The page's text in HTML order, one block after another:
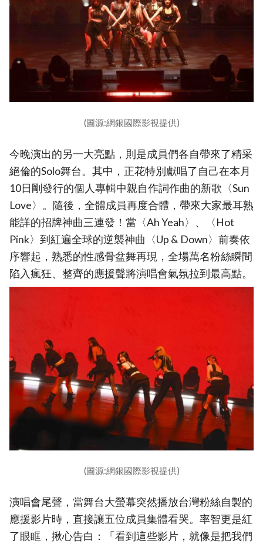
(圖源:網銀國際影視提供)
今晚演出的另一大亮點，則是成員們各自帶來了精采
絕倫的Solo舞台。其中，正花特別獻唱了自己在本月
10日剛發行的個人專輯中親自作詞作曲的新歌〈Sun
Love〉。隨後，全體成員再度合體，帶來大家最耳熟
能詳的招牌神曲三連發！當〈Ah Yeah〉、〈Hot
Pink〉到紅遍全球的逆襲神曲〈Up & Down〉前奏依
序響起，熟悉的性感骨盆舞再現，全場萬名粉絲瞬間
陷入瘋狂、整齊的應援聲將演唱會氣氛拉到最高點。
(圖源:網銀國際影視提供)
演唱會尾聲，當舞台大螢幕突然播放台灣粉絲自製的
應援影片時，直接讓五位成員集體看哭。率智更是紅
了眼眶，揪心告白：「看到這些影片，就像是把我們